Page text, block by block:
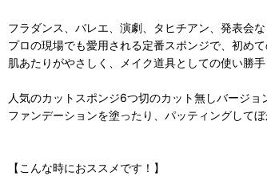
フラダンス、バレエ、演劇、タヒチアン、発表会
プロの現場でも愛用される定番スポンジで、初めて
肌あたりがやさしく、メイク道具としての使い勝手
人気のカットスポンジ6つ切のカット無しバージョ
ファンデーションを塗ったり、パッティングして
【こんな時におススメです！】